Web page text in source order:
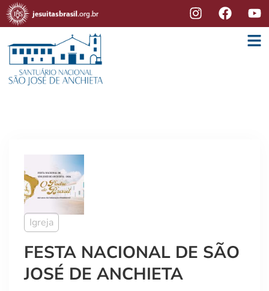
Igreja
FESTA NACIONAL DE SÃO
JOSÉ DE ANCHIETA